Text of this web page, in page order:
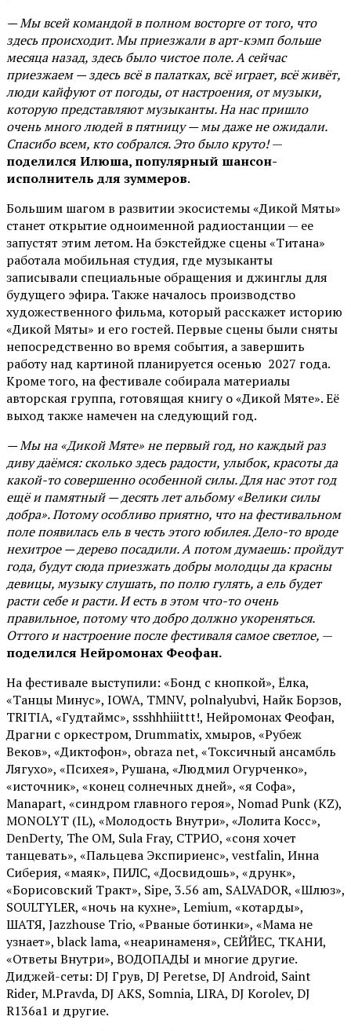
— Мы всей командой в полном восторге от того, что
здесь происходит. Мы приезжали в арт-кэмп больше
месяца назад, здесь было чистое поле. А сейчас
приезжаем — здесь всё в палатках, всё играет, всё живёт,
люди кайфуют от погоды, от настроения, от музыки,
которую представляют музыканты. На нас пришло
очень много людей в пятницу — мы даже не ожидали.
Спасибо всем, кто собрался. Это было круто!—
поделился Илюша, популярный шансон-
исполнитель для зуммеров.
Большим шагом в развитии экосистемы «Дикой Мяты»
станет открытие одноименной радиостанции — ее
запустят этим летом. На бэкстейдже сцены «Титана»
работала мобильная студия, где музыканты
записывали специальные обращения и джинглы для
будущего эфира. Также началось производство
художественного фильма, который расскажет историю
«Дикой Мяты» и его гостей. Первые сцены были сняты
непосредственно во время события, а завершить
работу над картиной планируется осенью 2027 года.
Кроме того, на фестивале собирала материалы
авторская группа, готовящая книгу о «Дикой Мяте». Её
выход также намечен на следующий год.
— Мы на «Дикой Мяте» не первый год, но каждый раз
диву даёмся: сколько здесь радости, улыбок, красоты да
какой-то совершенно особенной силы. Для нас этот год
ещё и памятный — десять лет альбому «Велики силы
добра». Потому особливо приятно, что на фестивальном
поле появилась ель в честь этого юбилея. Дело-то вроде
нехитрое — дерево посадили. А потом думаешь: пройдут
года, будут сюда приезжать добры молодцы да красны
девицы, музыку слушать, по полю гулять, а ель будет
расти себе и расти. И есть в этом что-то очень
правильное, потому что добро должно укореняться.
Оттого и настроение после фестиваля самое светлое, —
поделился Нейромонах Феофан.
На фестивале выступили: «Бонд с кнопкой», Ёлка,
«Танцы Минус», IOWA, TMNV, polnalyubvi, Найк Борзов,
TRITIA, «Гудтаймс», ssshhhiiittt!, Нейромонах Феофан,
Драгни с оркестром, Drummatix, хмыров, «Рубеж
Веков», «Диктофон», obraza net, «Токсичный ансамбль
Лягухо», «Психея», Рушана, «Людмил Огурченко»,
«источник», «конец солнечных дней», «я Софа»,
Manapart, «синдром главного героя», Nomad Punk (KZ),
MONOLYT (IL), «Молодость Внутри», «Лолита Косс»,
DenDerty, The OM, Sula Fray, СТРИО, «соня хочет
танцевать», «Пальцева Экспириенс», vestfalin, Инна
Сиберия, «маяк», ПИЛС, «Досвидошь», «друнк»,
«Борисовский Тракт», Sipe, 3.56 am, SALVADOR, «Шлюз»,
SOULTYLER, «ночь на кухне», Lemium, «котарды»,
ШАТЯ, Jazzhouse Trio, «Рваные ботинки», «Мама не
узнает», black lama, «неаринаменя», СЕЙЙЕС, ТКАНИ,
«Ответы Внутри», ВОДОПАДЫ и многие другие.
Диджей-сеты: DJ Грув, DJ Peretse, DJ Android, Saint
Rider, М.Pravda, DJ AKS, Somnia, LIRA, DJ Korolev, DJ
R136a1 и другие.